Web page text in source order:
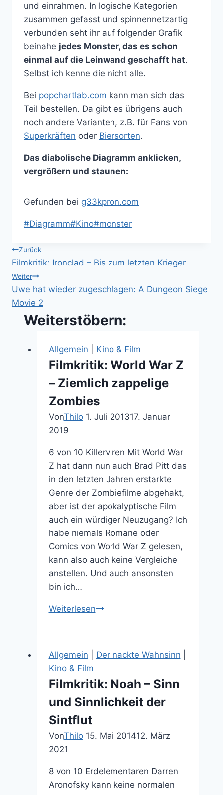
und einrahmen. In logische Kategorien
zusammen gefasst und spinnennetzartig
verbunden seht ihr auf folgender Grafik
beinahe jedes Monster, das es schon
einmal auf die Leinwand geschafft hat.
Selbst ich kenne die nicht alle.
Bei popchartlab.com kann man sich das
Teil bestellen. Da gibt es übrigens auch
noch andere Varianten, z.B. für Fans von
Superkräften oder Biersorten.
Das diabolische Diagramm anklicken,
vergrößern und staunen:
Gefunden bei g33kpron.com
Schlagworte:
#Diagramm#Kino#monster
Beitragsnavigation
Zurück
Filmkritik: Ironclad – Bis zum letzten Krieger
Weiter
Uwe hat wieder zugeschlagen: A Dungeon Siege
Movie 2
Weiterstöbern:
Allgemein Kino & Film
Filmkritik: World War Z
– Ziemlich zappelige
Zombies
VonThilo 1. Juli 201317. Januar
2019
6 von 10 Killerviren Mit World War
Z hat dann nun auch Brad Pitt das
in den letzten Jahren erstarkte
Genre der Zombiefilme abgehakt,
aber ist der apokalyptische Film
auch ein würdiger Neuzugang? Ich
habe niemals Romane oder
Comics von World War Z gelesen,
kann also auch keine Vergleiche
anstellen. Und auch ansonsten
bin ich…
WeiterlesenFilmkritik:
–
zappelige
Zombies
Allgemein Der nackte Wahnsinn
Kino & Film
Filmkritik: Noah – Sinn
und Sinnlichkeit der
Sintflut
VonThilo 15. Mai 201412. März
2021
8 von 10 Erdelementaren Darren
Aronofsky kann keine normalen